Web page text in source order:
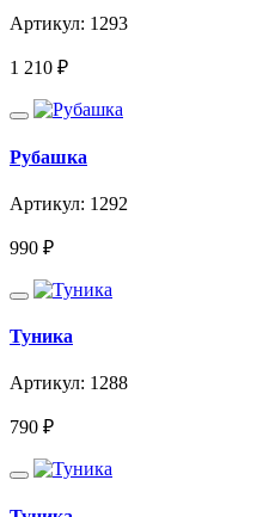
Артикул: 1293
1 210 ₽
Рубашка
Артикул: 1292
990 ₽
Туника
Артикул: 1288
790 ₽